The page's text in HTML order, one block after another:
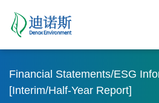
Financial Statements/ESG
[Interim/Half-Year Report]